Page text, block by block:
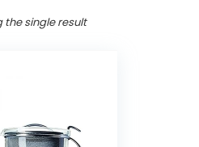
the single result